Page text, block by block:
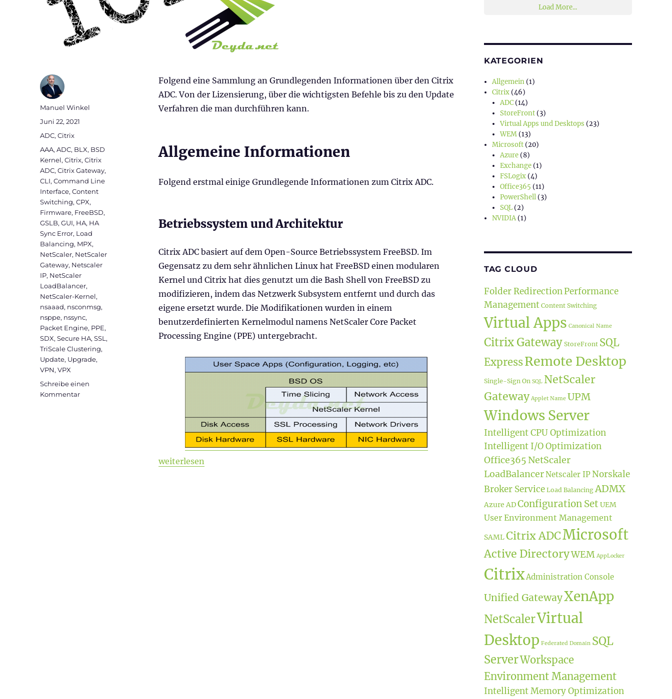
Folgend eine Sammlung an Grundlegenden Informationen über den Citrix
ADC. Von der Lizensierung, über die wichtigsten Befehle bis zu den Update
Verfahren die man durchführen kann.
Allgemeine Informationen
Folgend erstmal einige Grundlegende Informationen zum Citrix ADC.
Betriebssystem und Architektur
Citrix ADC basiert auf dem Open-Source Betriebssystem FreeBSD. Im
Gegensatz zu dem sehr ähnlichen Linux hat FreeBSD einen modularen
Kernel und Citrix hat dies genutzt um die Bash Shell von FreeBSD zu
modifizieren, indem das Netzwerk Subsystem entfernt und durch das
eigene ersetzt wurde. Die Modifikationen wurden in einem
benutzerdefinierten Kernelmodul namens NetScaler Core Packet
Processing Engine (PPE) untergebracht.
„Citrix ADC 101 – Grundlagen“
weiterlesen
Autor
Manuel Winkel
Veröffentlicht
am
Juni 22, 2021
Kategorien
ADC,Citrix
Schlagwörter
AAA,ADC, BLX, BSD
Kernel,Citrix,Citrix
ADC,Citrix Gateway,
CLI,Command Line
Interface,Content
Switching,CPX,
Firmware, FreeBSD,
GSLB,GUI, HA, HA
Sync Error, Load
Balancing, MPX,
NetScaler, NetScaler
Gateway, Netscaler
IP, NetScaler
LoadBalancer,
NetScaler-Kernel,
nsaaad, nsconmsg,
nsppe, nssync,
Packet Engine, PPE,
SDX,Secure HA,SSL,
TriScale Clustering,
Update, Upgrade,
VPN,VPX
Schreibe einen
Kommentarzu
Load More...
KATEGORIEN
Allgemein(1)
Citrix(46)
ADC(14)
StoreFront(3)
Virtual Apps und Desktops (23)
WEM(13)
Microsoft(20)
Azure(8)
Exchange(1)
FSLogix(4)
Office365 (11)
PowerShell(3)
SQL(2)
NVIDIA(1)
TAG CLOUD
Folder RedirectionPerformance
Management Content Switching
Virtual Apps Canonical Name
Citrix Gateway StoreFront SQL
ExpressRemote Desktop
Single-Sign On SQL NetScaler
Gateway Applet Name UPM
Windows Server
Intelligent CPU Optimization
Intelligent I/O Optimization
Office365 NetScaler
LoadBalancerNetscaler IPNorskale
Broker Service Load Balancing ADMX
Azure ADConfiguration Set UEM
User Environment Management
SAMLCitrix ADCMicrosoft
Active DirectoryWEM AppLocker
CitrixAdministration Console
Unified GatewayXenApp
NetScalerVirtual
Desktop Federated Domain SQL
ServerWorkspace
Environment Management
Intelligent Memory Optimization